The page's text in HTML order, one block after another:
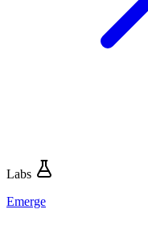
Labs
Emerge